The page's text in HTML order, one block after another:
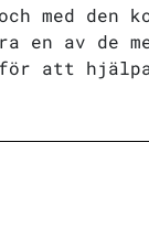
med den
av de
att